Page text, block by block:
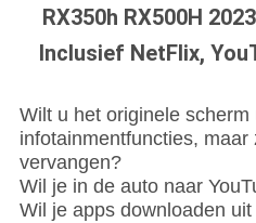
RX350h RX500H
Inclusief NetFlix,
Wilt u het originele
infotainmentfuncties,
vervangen?
Wil je in de auto naar
Wil je apps downloaden